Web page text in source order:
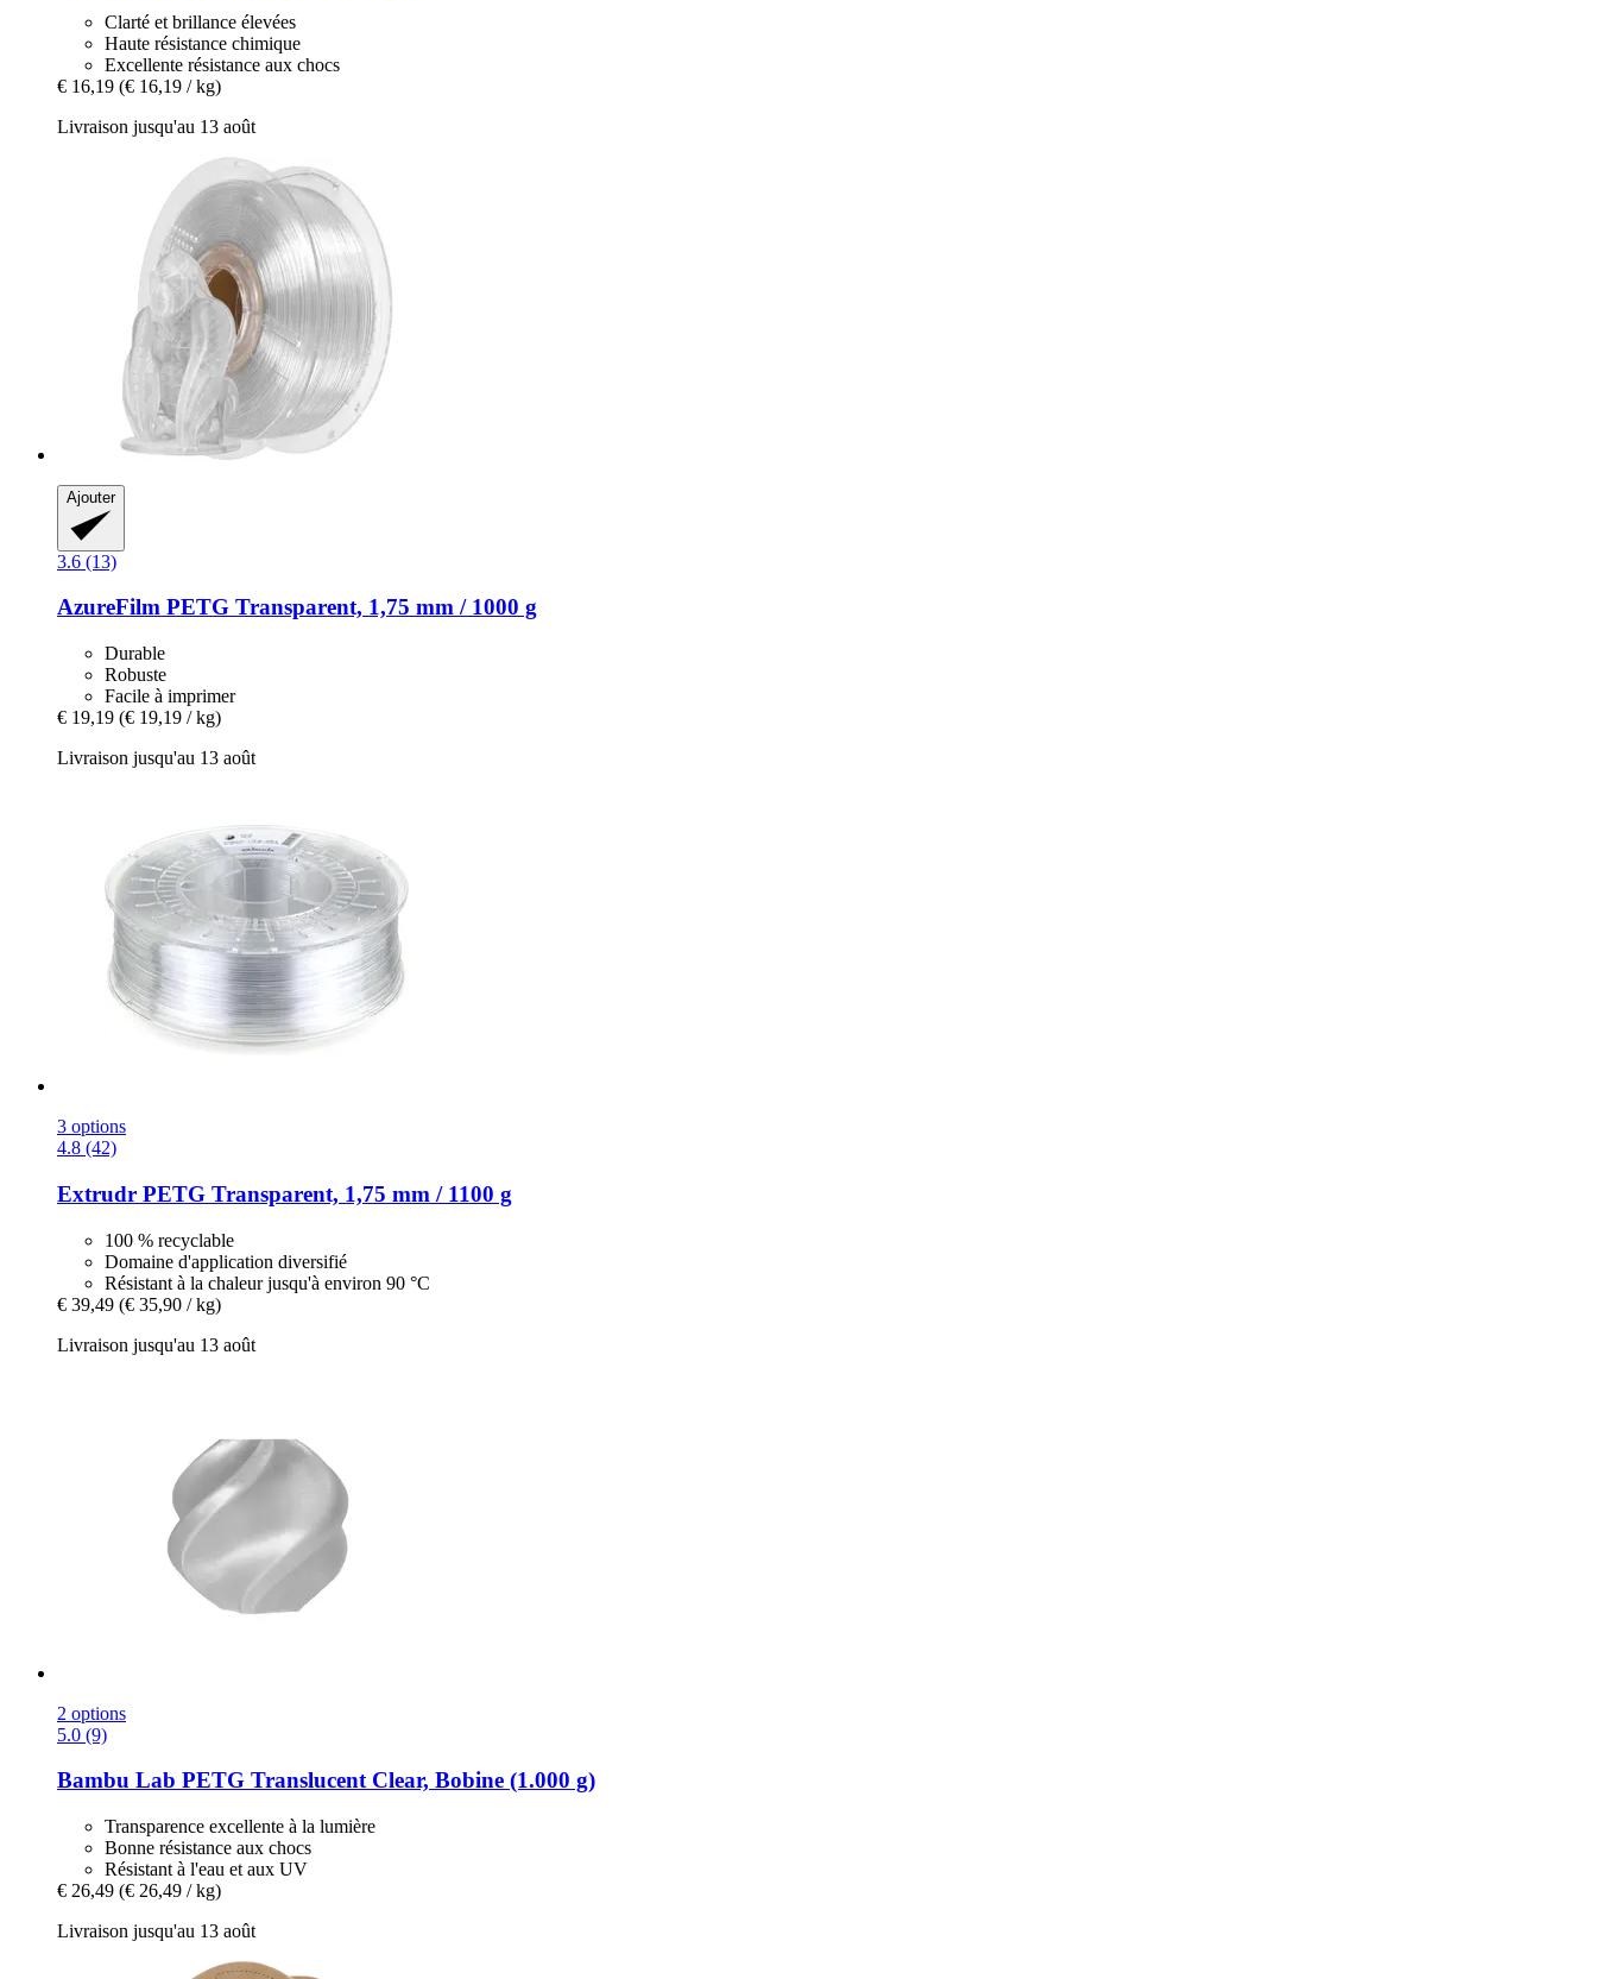
Clarté et brillance élevées
Haute résistance chimique
Excellente résistance aux chocs
€ 16,19 (€ 16,19 / kg)
Livraison jusqu'au 13 août
Ajouter
3.6 (13)
AzureFilm PETG Transparent, 1,75 mm / 1000 g
Durable
Robuste
Facile à imprimer
€ 19,19 (€ 19,19 / kg)
Livraison jusqu'au 13 août
3 options
4.8 (42)
Extrudr PETG Transparent, 1,75 mm / 1100 g
100 % recyclable
Domaine d'application diversifié
Résistant à la chaleur jusqu'à environ 90 °C
€ 39,49 (€ 35,90 / kg)
Livraison jusqu'au 13 août
2 options
5.0 (9)
Bambu Lab PETG Translucent Clear, Bobine (1.000 g)
Transparence excellente à la lumière
Bonne résistance aux chocs
Résistant à l'eau et aux UV
€ 26,49 (€ 26,49 / kg)
Livraison jusqu'au 13 août